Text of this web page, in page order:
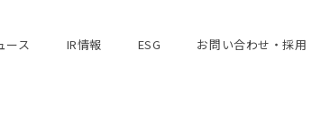
ース IR情報 ESG お問い合わせ・採用